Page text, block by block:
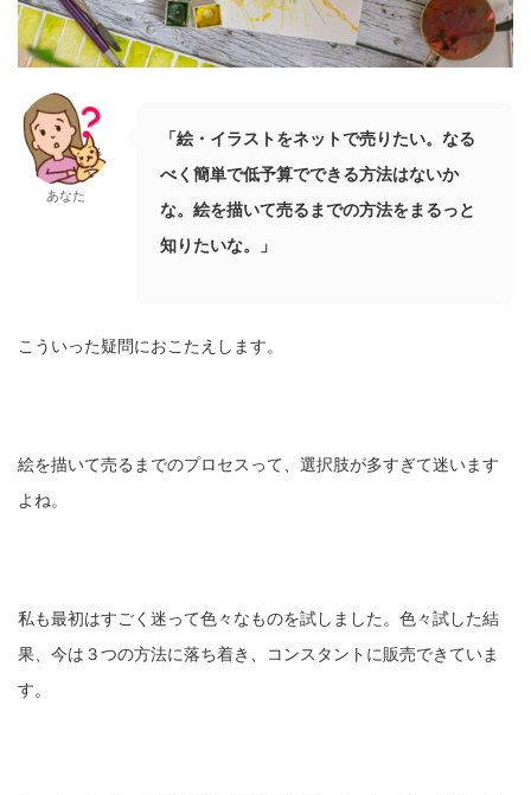
あなた
「絵・イラストをネットで売りたい。なる
べく簡単で低予算でできる方法はないか
な。絵を描いて売るまでの方法をまるっと
知りたいな。」
こういった疑問におこたえします。
絵を描いて売るまでのプロセスって、選択肢が多すぎて迷います
よね。
私も最初はすごく迷って色々なものを試しました。色々試した結
果、今は３つの方法に落ち着き、コンスタントに販売できていま
す。